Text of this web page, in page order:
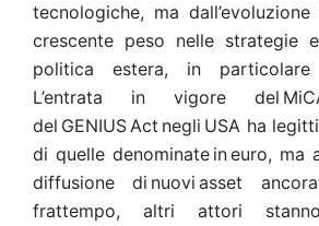
tecnologiche, ma
crescente peso nelle strategie
politica estera, in particolare
L’entrata in vigore del
del GENIUS Act negli USA ha
di quelle denominate in euro, ma
diffusione di nuovi asset
frattempo, altri attori